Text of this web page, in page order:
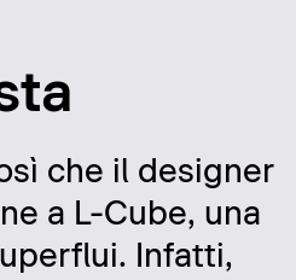
che il designer
a L-Cube, una
Infatti,